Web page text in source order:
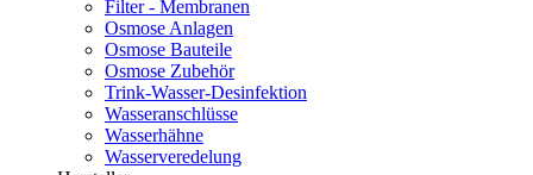
Filter - Membranen
Osmose Anlagen
Osmose Bauteile
Osmose Zubehör
Trink-Wasser-Desinfektion
Wasseranschlüsse
Wasserhähne
Wasserveredelung